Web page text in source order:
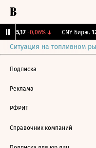
115,17 -0,06%↓ CNY Бирж.
Ситуация на топливном
Подписка
Реклама
РФРИТ
Справочник компаний